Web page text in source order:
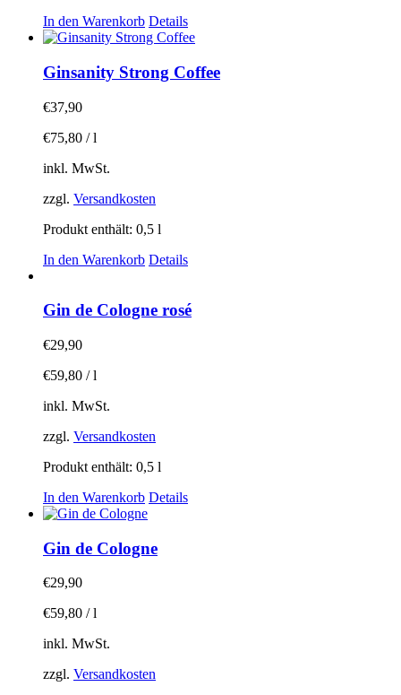
In den Warenkorb Details
Ginsanity Strong Coffee
€37,90
€75,80 /l
inkl. MwSt.
zzgl. Versandkosten
Produkt enthält: 0,5 l
In den Warenkorb Details
Gin de Cologne rosé
€29,90
€59,80 /l
inkl. MwSt.
zzgl. Versandkosten
Produkt enthält: 0,5 l
In den Warenkorb Details
Gin de Cologne
€29,90
€59,80 /l
inkl. MwSt.
zzgl. Versandkosten